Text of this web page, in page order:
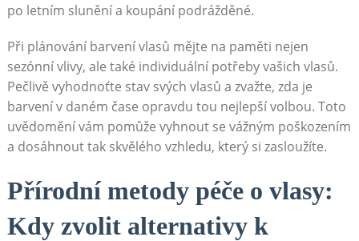
po ⁣letním slunění‍ a koupání podrážděné.
Při plánování barvení ​vlasů​ mějte ‌na paměti​ nejen
⁣sezónní vlivy,‌ ale také individuální potřeby vašich ​vlasů.
Pečlivě vyhodnoťte stav svých vlasů‍ a ‌zvažte, zda je⁤
barvení ⁤v daném čase opravdu⁢ tou nejlepší volbou. Toto
uvědomění vám‌ pomůže vyhnout se⁢ vážným poškozením
a dosáhnout tak​ skvělého vzhledu, který ⁢si zasloužíte.
Přírodní metody péče‌ o vlasy:
Kdy zvolit⁣ alternativy k